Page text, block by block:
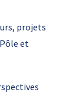
projets
et